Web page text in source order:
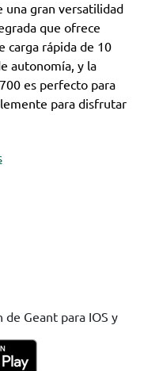
gran versatilidad
que ofrece
carga rápida de 10
autonomía, y la
es perfecto para
para disfrutar
de Geant para IOS y